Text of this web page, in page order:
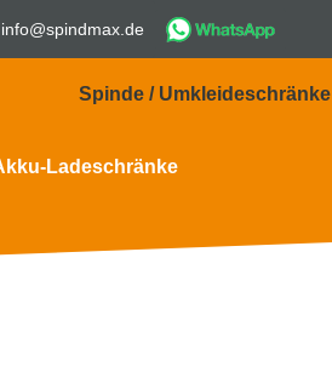
info@spindmax.de
Spinde / Umkleideschränke
Ladeschränke